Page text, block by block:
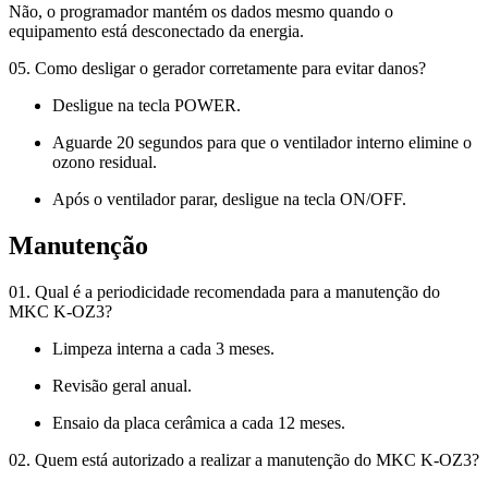
Não, o programador mantém os dados mesmo quando o
equipamento está desconectado da energia. ​
05. Como desligar o gerador corretamente para evitar danos? ​
Desligue na tecla POWER.
Aguarde 20 segundos para que o ventilador interno elimine o
ozono residual.
Após o ventilador parar, desligue na tecla ON/OFF.
Manutenção
01. Qual é a periodicidade recomendada para a manutenção do
MKC K-OZ3?
Limpeza interna a cada 3 meses.
Revisão geral anual.
Ensaio da placa cerâmica a cada 12 meses.
02. Quem está autorizado a realizar a manutenção do MKC K-OZ3?